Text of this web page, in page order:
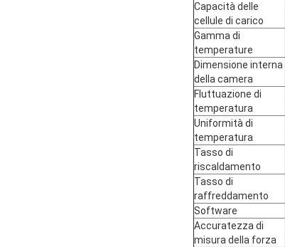
Capacità delle
cellule di carico
Gamma di
temperature
Dimensione interna
della camera
Fluttuazione di
temperatura
Uniformità di
temperatura
Tasso di
riscaldamento
Tasso di
raffreddamento
Software
Accuratezza di
misura della forza